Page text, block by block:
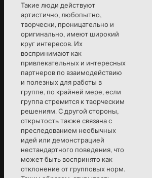
Такие люди действуют
артистично, любопытно,
творчески, проницательно и
оригинально, имеют широкий
круг интересов. Их
воспринимают как
привлекательных и интересных
партнеров по взаимодействию
и полезных для работы в
группе, по крайней мере, если
группа стремится к творческим
решениям. С другой стороны,
открытость также связана с
преследованием необычных
идей или демонстрацией
нестандартного поведения, что
может быть воспринято как
отклонение от групповых норм.